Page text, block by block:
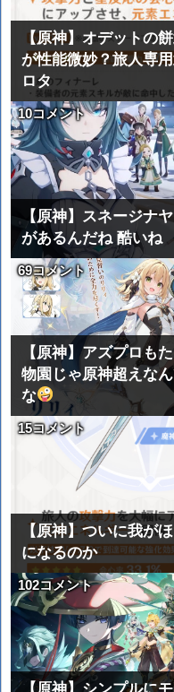
【原神】オデットの
が性能微妙？旅人専
ロタ
10コメント
【原神】スネージナ
があるんだね 酷いね
69コメント
【原神】アズプロも
物園じゃ原神超えな
な
15コメント
【原神】ついに我が
になるのか
102コメント
【原神】シンプルに